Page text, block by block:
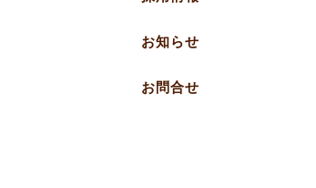
お知らせ
お問合せ